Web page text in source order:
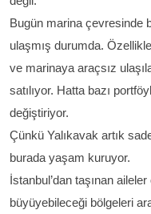
Bugün marina çevresinde
ulaşmış durumda.
ve marinaya araçsız
satılıyor. Hatta bazı
değiştiriyor.
Çünkü Yalıkavak artık
burada yaşam kuruyor.
İstanbul’dan taşınan
büyüyebileceği bölgeleri